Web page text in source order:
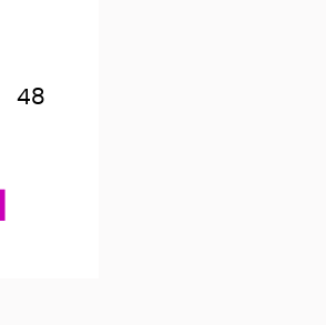
48